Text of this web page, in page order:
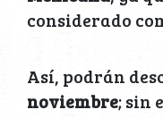
considerado
Así, podrán
noviembre; sin